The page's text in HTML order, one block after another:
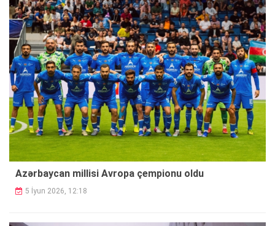
Azərbaycan millisi Avropa çempionu oldu
5 İyun 2026, 12:18